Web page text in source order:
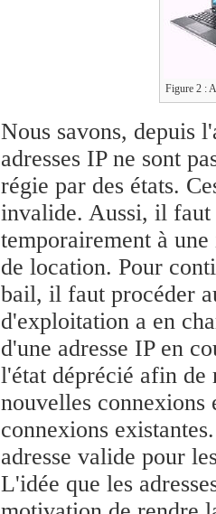
Figure 2 :
Nous savons, depuis
adresses IP ne sont
régie par des états.
invalide. Aussi, il faut
temporairement à
de location. Pour
bail, il faut procéder
d'exploitation a en
d'une adresse IP en
l'état déprécié afin de
nouvelles connexions
connexions
adresse valide pour
L'idée que les